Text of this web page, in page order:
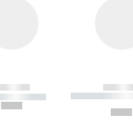
-----------
-----------